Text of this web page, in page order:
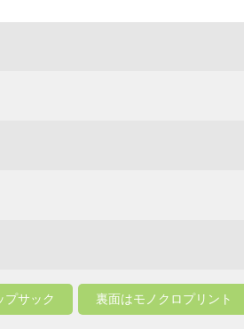
プサック 裏面はモノクロプリント